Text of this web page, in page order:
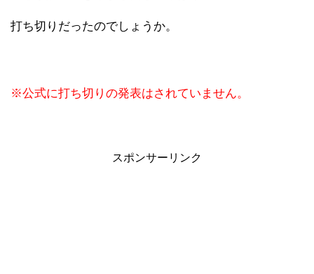
打ち切りだったのでしょうか。
※公式に打ち切りの発表はされていません。
スポンサーリンク